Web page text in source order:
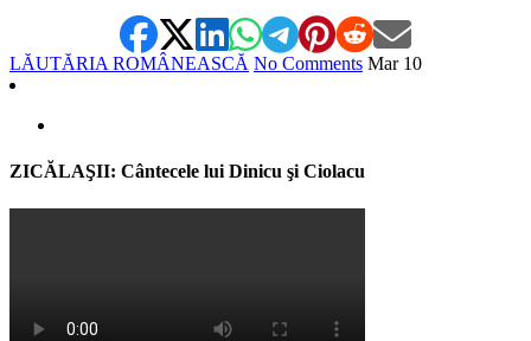
LĂUTĂRIA ROMÂNEASCĂ No Comments Mar 10
ZICĂLAŞII: Cântecele lui Dinicu şi Ciolacu